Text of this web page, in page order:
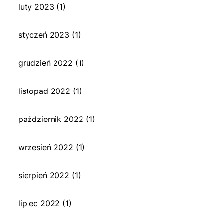
luty 2023 (1)
styczeń 2023 (1)
grudzień 2022 (1)
listopad 2022 (1)
październik 2022 (1)
wrzesień 2022 (1)
sierpień 2022 (1)
lipiec 2022 (1)